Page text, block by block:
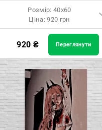
Розмір: 40x60
Ціна: 920 грн
Розмір: 40x60 Ціна: 920 грн
Розмір: 60x90 Ціна: 1650 грн
Розмір: 80x120 Ціна: 2050 грн
920 ₴ Переглянути